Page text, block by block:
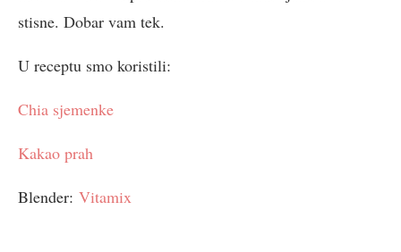
stisne. Dobar vam tek.
U receptu smo koristili:
Chia sjemenke
Kakao prah
Blender: Vitamix